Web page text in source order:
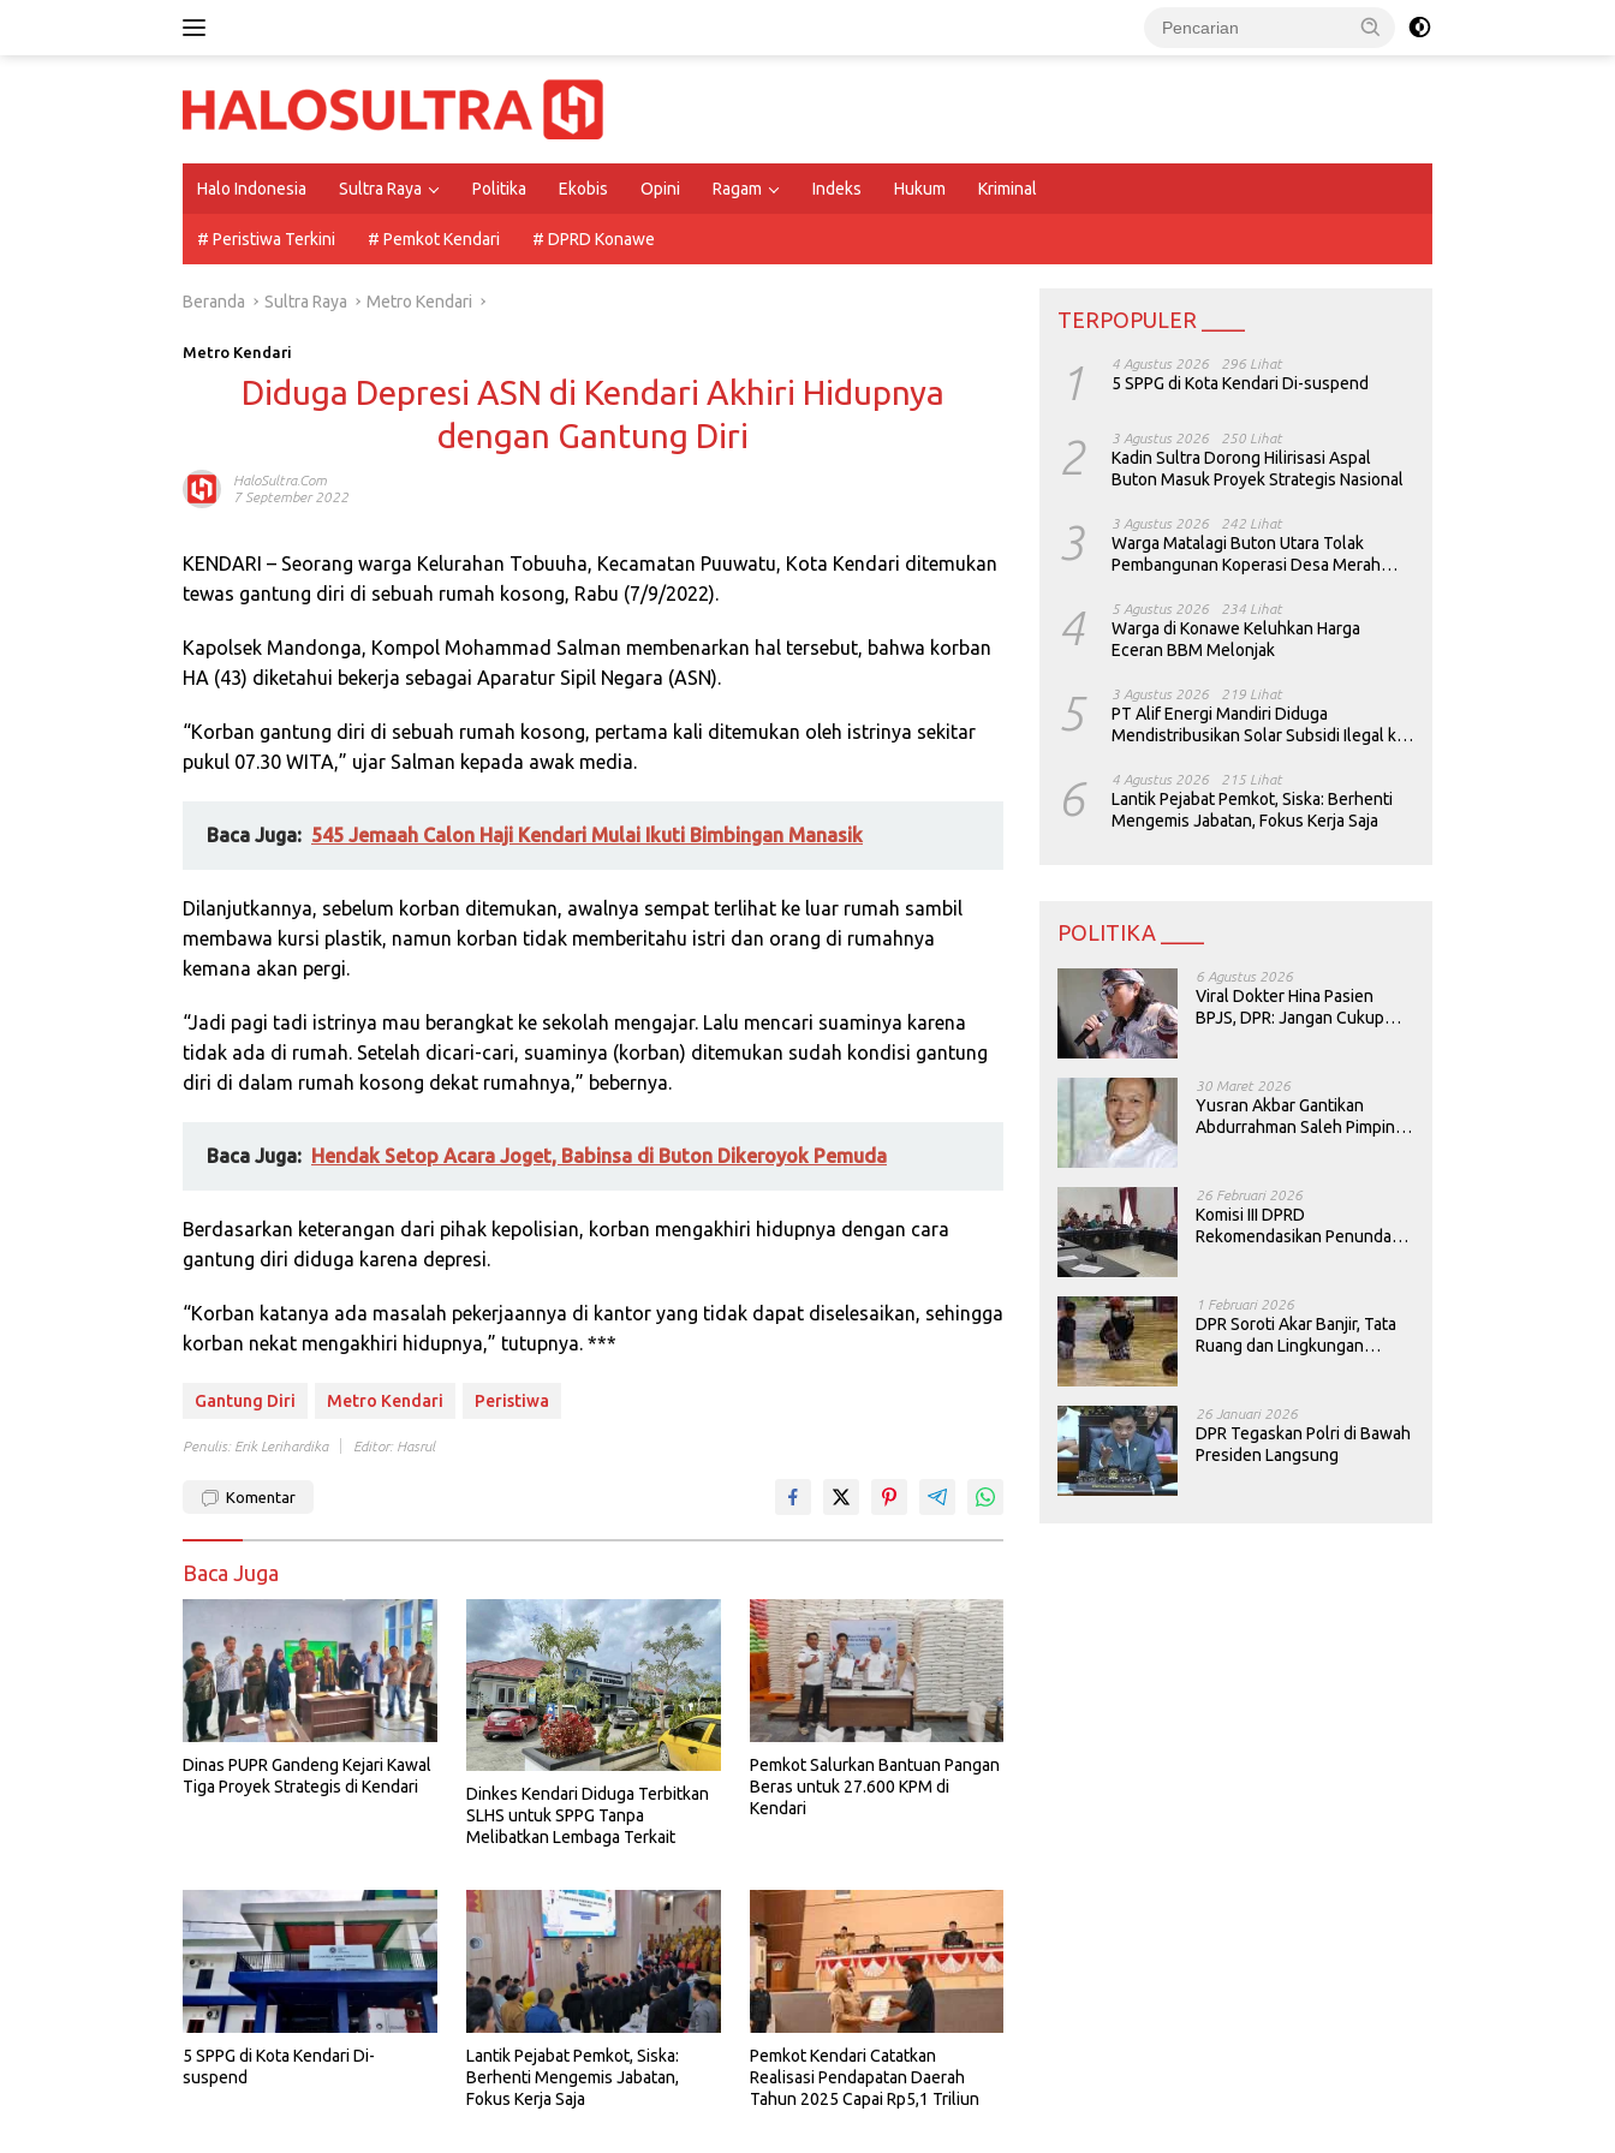
Halo Indonesia Sultra Raya Politika Ekobis Opini Ragam Indeks Hukum Kriminal
# Peristiwa Terkini # Pemkot Kendari # DPRD Konawe
Beranda Sultra Raya Metro Kendari
Metro Kendari
Diduga Depresi ASN di Kendari Akhiri Hidupnya
dengan Gantung Diri
HaloSultra.com
7 September 2022
KENDARI – Seorang warga Kelurahan Tobuuha, Kecamatan Puuwatu, Kota Kendari ditemukan
tewas gantung diri di sebuah rumah kosong, Rabu (7/9/2022).
Kapolsek Mandonga, Kompol Mohammad Salman membenarkan hal tersebut, bahwa korban
HA (43) diketahui bekerja sebagai Aparatur Sipil Negara (ASN).
“Korban gantung diri di sebuah rumah kosong, pertama kali ditemukan oleh istrinya sekitar
pukul 07.30 WITA,” ujar Salman kepada awak media.
Baca Juga: 545 Jemaah Calon Haji Kendari Mulai Ikuti Bimbingan Manasik
Dilanjutkannya, sebelum korban ditemukan, awalnya sempat terlihat ke luar rumah sambil
membawa kursi plastik, namun korban tidak memberitahu istri dan orang di rumahnya
kemana akan pergi.
“Jadi pagi tadi istrinya mau berangkat ke sekolah mengajar. Lalu mencari suaminya karena
tidak ada di rumah. Setelah dicari-cari, suaminya (korban) ditemukan sudah kondisi gantung
diri di dalam rumah kosong dekat rumahnya,” bebernya.
Baca Juga: Hendak Setop Acara Joget, Babinsa di Buton Dikeroyok Pemuda
Berdasarkan keterangan dari pihak kepolisian, korban mengakhiri hidupnya dengan cara
gantung diri diduga karena depresi.
“Korban katanya ada masalah pekerjaannya di kantor yang tidak dapat diselesaikan, sehingga
korban nekat mengakhiri hidupnya,” tutupnya. ***
Gantung Diri Metro Kendari Peristiwa
Penulis: Erik Lerihardika Editor: Hasrul
Komentar
Baca Juga
Dinas PUPR Gandeng Kejari Kawal
Tiga Proyek Strategis di Kendari
Dinkes Kendari Diduga Terbitkan
SLHS untuk SPPG Tanpa
Melibatkan Lembaga Terkait
Pemkot Salurkan Bantuan Pangan
Beras untuk 27.600 KPM di
Kendari
5 SPPG di Kota Kendari Di-
suspend
Lantik Pejabat Pemkot, Siska:
Berhenti Mengemis Jabatan,
Fokus Kerja Saja
Pemkot Kendari Catatkan
Realisasi Pendapatan Daerah
Tahun 2025 Capai Rp5,1 Triliun
TERPOPULER ____
1 4 Agustus 2026 296 Lihat
5 SPPG di Kota Kendari Di-suspend
2 3 Agustus 2026 250 Lihat
Kadin Sultra Dorong Hilirisasi Aspal
Buton Masuk Proyek Strategis Nasional
3 3 Agustus 2026 242 Lihat
Warga Matalagi Buton Utara Tolak
Pembangunan Koperasi Desa Merah
4 5 Agustus 2026 234 Lihat
Warga di Konawe Keluhkan Harga
Eceran BBM Melonjak
5 3 Agustus 2026 219 Lihat
PT Alif Energi Mandiri Diduga
Mendistribusikan Solar Subsidi Ilegal ke
6 4 Agustus 2026 215 Lihat
Lantik Pejabat Pemkot, Siska: Berhenti
Mengemis Jabatan, Fokus Kerja Saja
POLITIKA ____
6 Agustus 2026
Viral Dokter Hina Pasien
BPJS, DPR: Jangan Cukup
30 Maret 2026
Yusran Akbar Gantikan
Abdurrahman Saleh Pimpin
26 Februari 2026
Komisi III DPRD
Rekomendasikan Penundaan
1 Februari 2026
DPR Soroti Akar Banjir, Tata
Ruang dan Lingkungan
26 Januari 2026
DPR Tegaskan Polri di Bawah
Presiden Langsung